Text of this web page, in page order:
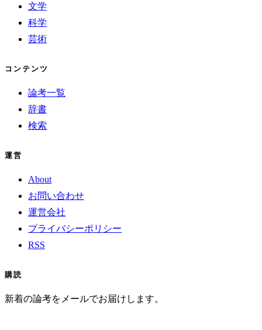
文学
科学
芸術
コンテンツ
論考一覧
辞書
検索
運営
About
お問い合わせ
運営会社
プライバシーポリシー
RSS
購読
新着の論考をメールでお届けします。